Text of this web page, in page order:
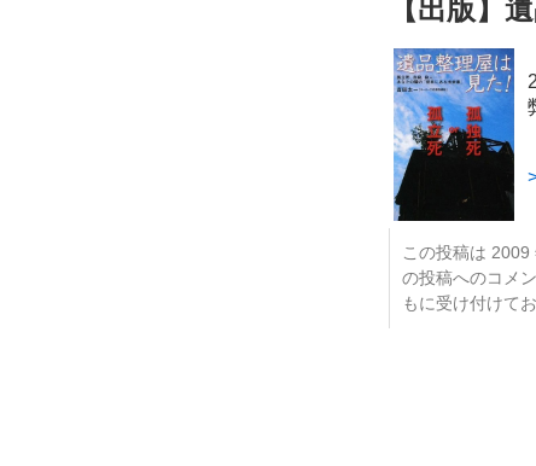
【出版】
この投稿は
の投稿へのコメ
もに受け付けて